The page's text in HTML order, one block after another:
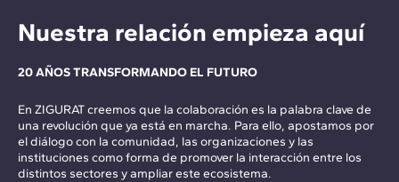
Nuestra relación empieza aquí
20 AÑOS TRANSFORMANDO EL FUTURO
En ZIGURAT creemos que la colaboración es la palabra clave de
una revolución que ya está en marcha. Para ello, apostamos por
el diálogo con la comunidad, las organizaciones y las
instituciones como forma de promover la interacción entre los
distintos sectores y ampliar este ecosistema.